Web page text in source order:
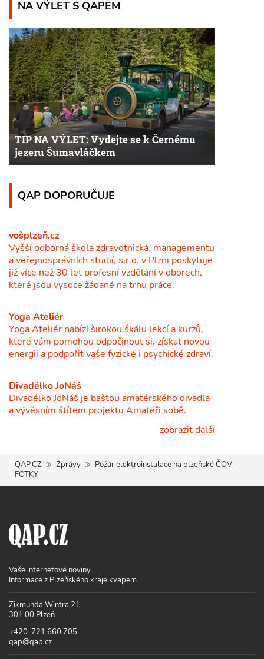
NA VÝLET S QAPEM
TIP NA VÝLET: Vydejte se k Černému
jezeru Šumavláčkem
QAP DOPORUČUJE
vošplzeň.cz
Vyšší odborná škola zdravotnická, managementu
a veřejnosprávních studií, s.r.o. v Plzni poskytuje
již více než 30 let profesní vzdělání v oborech,
které jsou vysoce žádané na trhu práce.
Yoga Ateliér
Yoga Ateliér nabízí širokou škálu lekcí a kurzů,
které vám pomohou odpočinout si, získat novou
energii a podpořit vaše fyzické i psychické zdraví.
Divadélko JoNáš
Divadélko JoNáš je baštou amatérského divadla
a vývěsním štítem projektu Amatéři sobě.
zobrazit další
QAP.CZ Zprávy
Požár elektroinstalace na plzeňské ČOV -
FOTKY
Vaše internetové noviny
Informace z Plzeňského kraje kvapem
Zikmunda Wintra 21
301 00 Plzeň
+420 721 660 705
qap@qap.cz